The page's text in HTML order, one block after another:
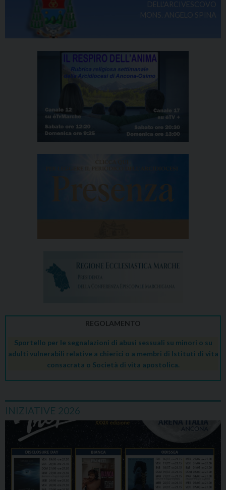
DELL'ARCIVESCOVO
MONS. ANGELO SPINA
REGOLAMENTO
Sportello per le segnalazioni di abusi sessuali su minori o su
adulti vulnerabili relative a chierici o a membri di Istituti di vita
consacrata o Società di vita apostolica.
INIZIATIVE 2026